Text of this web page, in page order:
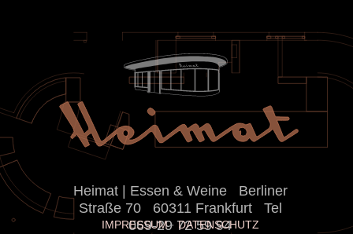
Heimat | Essen & Weine Berliner
Straße 70 60311 Frankfurt Tel
069-29 72 59 94
IMPRESSUM·DATENSCHUTZ